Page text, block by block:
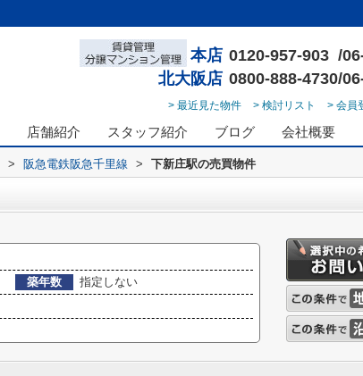
本店 0120-957-903 /
北大阪店 0800-888-4730/
> 最近見た物件 > 検討リスト > 会員
店舗紹介 スタッフ紹介 ブログ 会社概要
> 阪急電鉄阪急千里線 > 下新庄駅の売買物件
築年数
指定しない